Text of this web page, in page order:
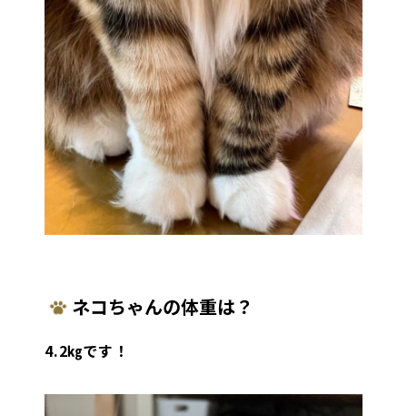
ネコちゃんの体重は？
4.2㎏です！